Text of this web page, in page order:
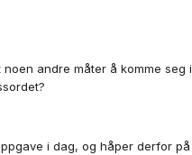
noen andre måter å komme seg
i dag, og håper derfor på